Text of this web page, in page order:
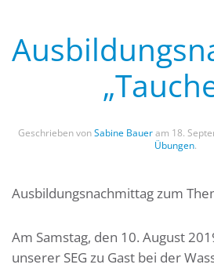
Geschrieben vonSabine Baueram 18.
Übungen.
Ausbildungsnachmittag zum
Am Samstag, den 10. August
unserer SEG zu Gast bei der